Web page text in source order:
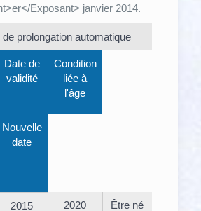
Exposant> janvier 2014.
prolongation automatique
Date de
validité
Condition
liée à
l'âge
Nouvelle
date
2015 2020
Être né